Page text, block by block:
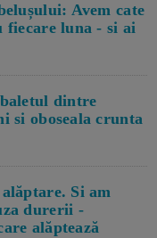
Avem cate
luna - si ai
dintre
si oboseala crunta
Si am
durerii -
alăptează